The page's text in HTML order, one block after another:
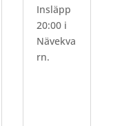
Insläpp
20:00 i
Nävekva
rn.